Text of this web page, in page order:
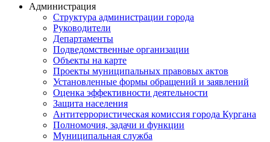
Администрация
Структура администрации города
Руководители
Департаменты
Подведомственные организации
Объекты на карте
Проекты муниципальных правовых актов
Установленные формы обращений и заявлений
Оценка эффективности деятельности
Защита населения
Антитеррористическая комиссия города Кургана
Полномочия, задачи и функции
Муниципальная служба